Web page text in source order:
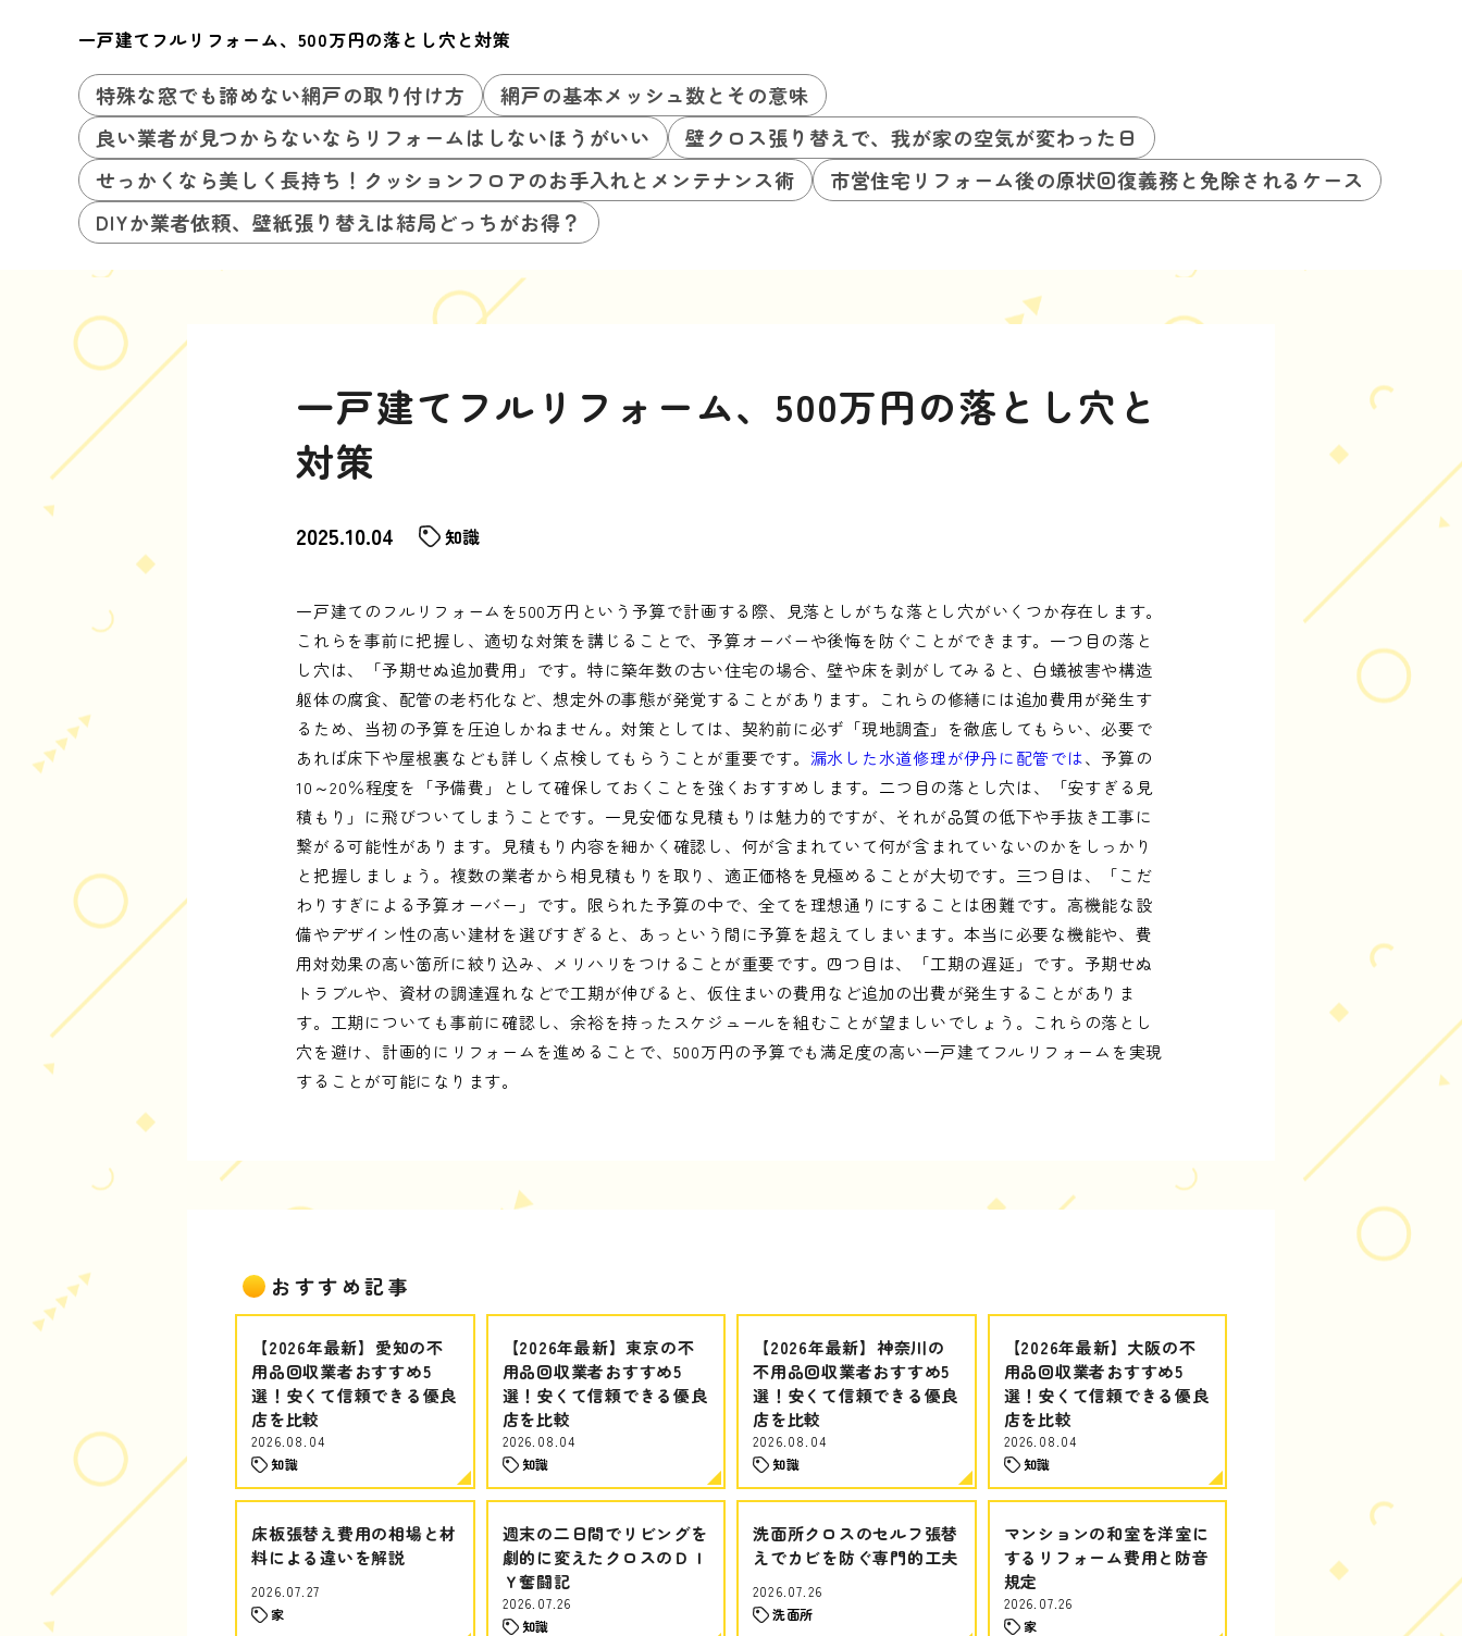
一戸建てフルリフォーム、500万円の落とし穴と対策
特殊な窓でも諦めない網戸の取り付け方
網戸の基本メッシュ数とその意味
良い業者が見つからないならリフォームはしないほうがいい
壁クロス張り替えで、我が家の空気が変わった日
せっかくなら美しく長持ち！クッションフロアのお手入れとメンテナンス術
市営住宅リフォーム後の原状回復義務と免除されるケース
DIYか業者依頼、壁紙張り替えは結局どっちがお得？
一戸建てフルリフォーム、500万円の落とし穴と
対策
2025.10.04 知識
一戸建てのフルリフォームを500万円という予算で計画する際、見落としがちな落とし穴がいくつか存在します。
これらを事前に把握し、適切な対策を講じることで、予算オーバーや後悔を防ぐことができます。一つ目の落と
し穴は、「予期せぬ追加費用」です。特に築年数の古い住宅の場合、壁や床を剥がしてみると、白蟻被害や構造
躯体の腐食、配管の老朽化など、想定外の事態が発覚することがあります。これらの修繕には追加費用が発生す
るため、当初の予算を圧迫しかねません。対策としては、契約前に必ず「現地調査」を徹底してもらい、必要で
あれば床下や屋根裏なども詳しく点検してもらうことが重要です。 漏水した水道修理が伊丹に配管では、予算の
10～20％程度を「予備費」として確保しておくことを強くおすすめします。二つ目の落とし穴は、「安すぎる見
積もり」に飛びついてしまうことです。一見安価な見積もりは魅力的ですが、それが品質の低下や手抜き工事に
繋がる可能性があります。見積もり内容を細かく確認し、何が含まれていて何が含まれていないのかをしっかり
と把握しましょう。複数の業者から相見積もりを取り、適正価格を見極めることが大切です。三つ目は、「こだ
わりすぎによる予算オーバー」です。限られた予算の中で、全てを理想通りにすることは困難です。高機能な設
備やデザイン性の高い建材を選びすぎると、あっという間に予算を超えてしまいます。本当に必要な機能や、費
用対効果の高い箇所に絞り込み、メリハリをつけることが重要です。四つ目は、「工期の遅延」です。予期せぬ
トラブルや、資材の調達遅れなどで工期が伸びると、仮住まいの費用など追加の出費が発生することがありま
す。工期についても事前に確認し、余裕を持ったスケジュールを組むことが望ましいでしょう。これらの落とし
穴を避け、計画的にリフォームを進めることで、500万円の予算でも満足度の高い一戸建てフルリフォームを実現
することが可能になります。
おすすめ記事
【2026年最新】愛知の不
用品回収業者おすすめ5
選！安くて信頼できる優良
店を比較
2026.08.04
知識
【2026年最新】東京の不
用品回収業者おすすめ5
選！安くて信頼できる優良
店を比較
2026.08.04
知識
【2026年最新】神奈川の
不用品回収業者おすすめ5
選！安くて信頼できる優良
店を比較
2026.08.04
知識
【2026年最新】大阪の不
用品回収業者おすすめ5
選！安くて信頼できる優良
店を比較
2026.08.04
知識
床板張替え費用の相場と材
料による違いを解説
2026.07.27
家
週末の二日間でリビングを
劇的に変えたクロスのＤＩ
Ｙ奮闘記
2026.07.26
知識
洗面所クロスのセルフ張替
えでカビを防ぐ専門的工夫
2026.07.26
洗面所
マンションの和室を洋室に
するリフォーム費用と防音
規定
2026.07.26
家